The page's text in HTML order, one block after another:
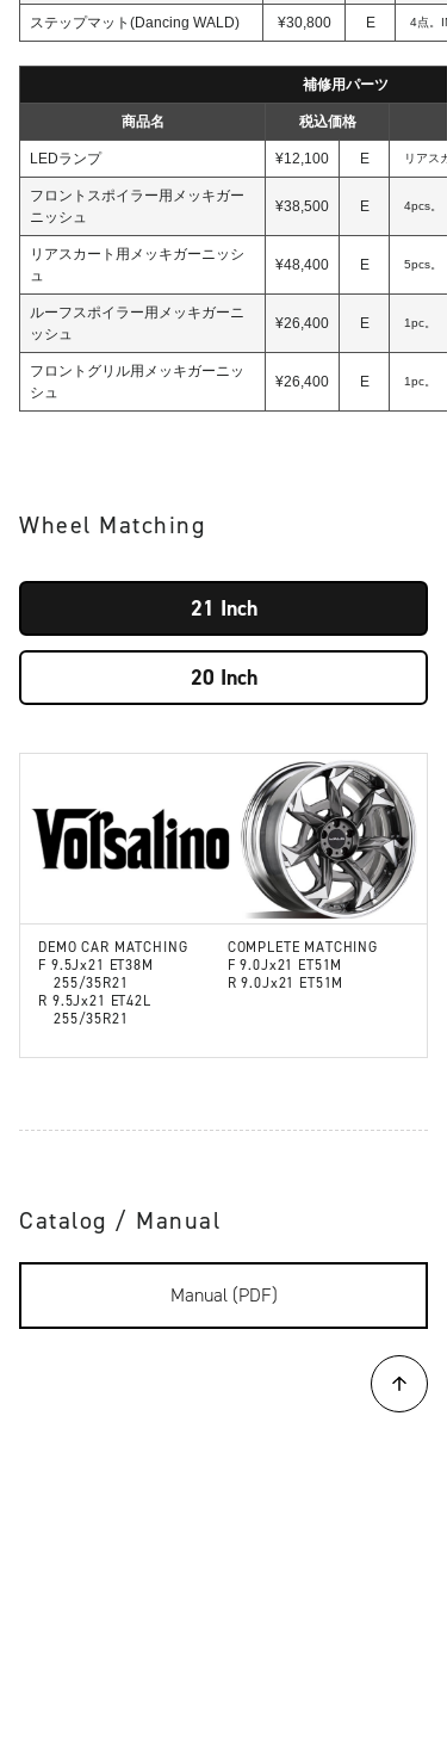
ステップマット(Dancing WALD) ¥30,800 E 4点。
補修用パーツ
商品名 税込価格
LEDランプ ¥12,100 E リアス
フロントスポイラー用メッキガー
ニッシュ
¥38,500 E 4pcs。
リアスカート用メッキガーニッシ
ュ
¥48,400 E 5pcs。
ルーフスポイラー用メッキガーニ
ッシュ
¥26,400 E 1pc。
フロントグリル用メッキガーニッ
シュ
¥26,400 E 1pc。
Wheel Matching
21 Inch
20 Inch
DEMO CAR MATCHING
F 9.5Jx21 ET38M
255/35R21
R 9.5Jx21 ET42L
255/35R21
COMPLETE MATCHING
F 9.0Jx21 ET51M
R 9.0Jx21 ET51M
Catalog / Manual
Manual (PDF)